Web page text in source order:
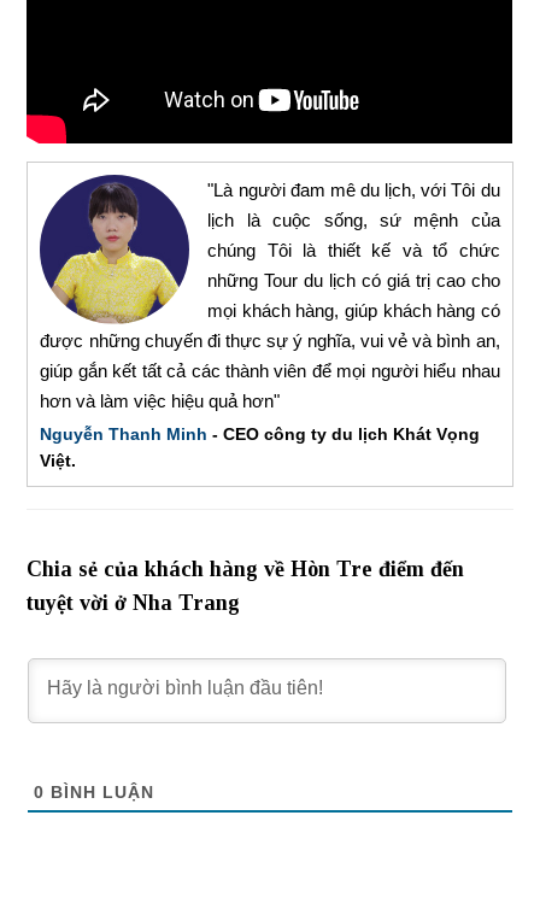
"Là người đam mê du lịch, với Tôi du
lịch là cuộc sống, sứ mệnh của
chúng Tôi là thiết kế và tổ chức
những Tour du lịch có giá trị cao cho
mọi khách hàng, giúp khách hàng có
được những chuyến đi thực sự ý nghĩa, vui vẻ và bình an,
giúp gắn kết tất cả các thành viên để mọi người hiểu nhau
hơn và làm việc hiệu quả hơn"
Nguyễn Thanh Minh - CEO công ty du lịch Khát Vọng
Việt.
Chia sẻ của khách hàng về Hòn Tre điểm đến
tuyệt vời ở Nha Trang
0 BÌNH LUẬN